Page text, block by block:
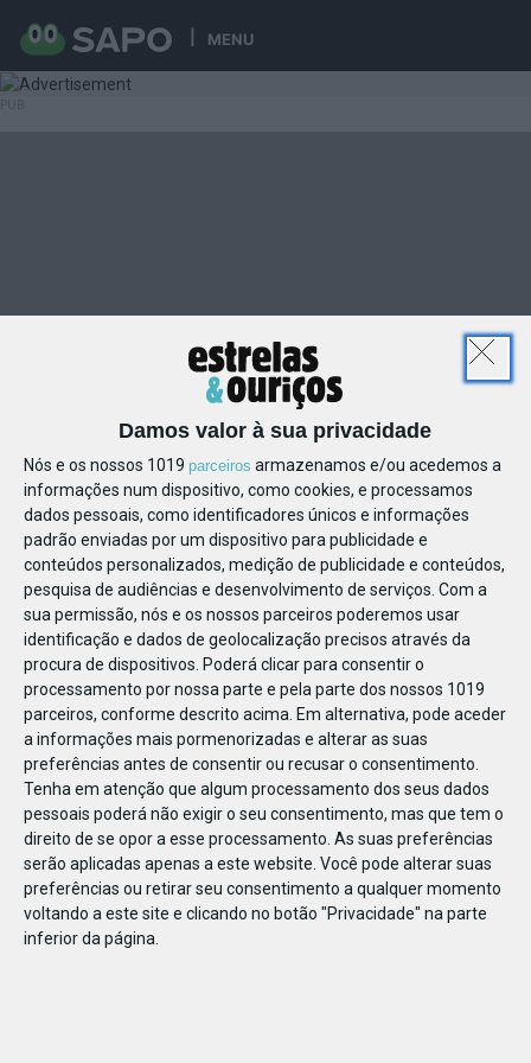
Damos valor à sua privacidade
Nós e os nossos 1019 parceiros armazenamos e/ou acedemos a
informações num dispositivo, como cookies, e processamos
dados pessoais, como identificadores únicos e informações
padrão enviadas por um dispositivo para publicidade e
conteúdos personalizados, medição de publicidade e conteúdos,
pesquisa de audiências e desenvolvimento de serviços. Com a
sua permissão, nós e os nossos parceiros poderemos usar
identificação e dados de geolocalização precisos através da
procura de dispositivos. Poderá clicar para consentir o
processamento por nossa parte e pela parte dos nossos 1019
parceiros, conforme descrito acima. Em alternativa, pode aceder
a informações mais pormenorizadas e alterar as suas
preferências antes de consentir ou recusar o consentimento.
Tenha em atenção que algum processamento dos seus dados
pessoais poderá não exigir o seu consentimento, mas que tem o
direito de se opor a esse processamento. As suas preferências
serão aplicadas apenas a este website. Você pode alterar suas
preferências ou retirar seu consentimento a qualquer momento
voltando a este site e clicando no botão "Privacidade" na parte
inferior da página.
MENU
495582001200844